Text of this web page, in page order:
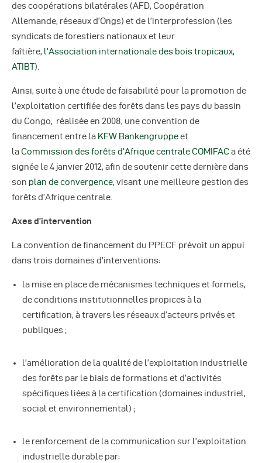
des coopérations bilatérales (AFD, Coopération
Allemande, réseaux d’Ongs) et de l’interprofession (les
syndicats de forestiers nationaux et leur
faîtière, l’Association internationale des bois tropicaux,
ATIBT).
Ainsi, suite à une étude de faisabilité pour la promotion de
l’exploitation certifiée des forêts dans les pays du bassin
du Congo, réalisée en 2008, une convention de
financement entre la KFW Bankengruppeet
la Commission des forêts d’Afrique centrale COMIFACa été
signée le 4 janvier 2012, afin de soutenir cette dernière dans
son plan de convergence, visant une meilleure gestion des
forêts d’Afrique centrale.
Axes d’intervention
La convention de financement du PPECF prévoit un appui
dans trois domaines d’interventions:
la mise en place de mécanismes techniques et formels,
de conditions institutionnelles propices à la
certification, à travers les réseaux d’acteurs privés et
publiques ;
l’amélioration de la qualité de l’exploitation industrielle
des forêts par le biais de formations et d’activités
spécifiques liées à la certification (domaines industriel,
social et environnemental) ;
le renforcement de la communication sur l’exploitation
industrielle durable par: